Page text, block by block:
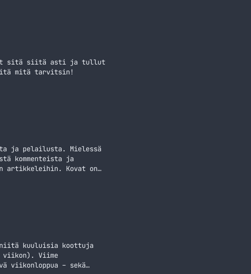
sitä siitä asti ja tullut
mitä tarvitsin!
ja pelailusta. Mielessä
kommenteista ja
artikkeleihin. Kovat on
mutta tämä vain sen
kuuluisia koottuja
Viime
viikonloppua – sekä